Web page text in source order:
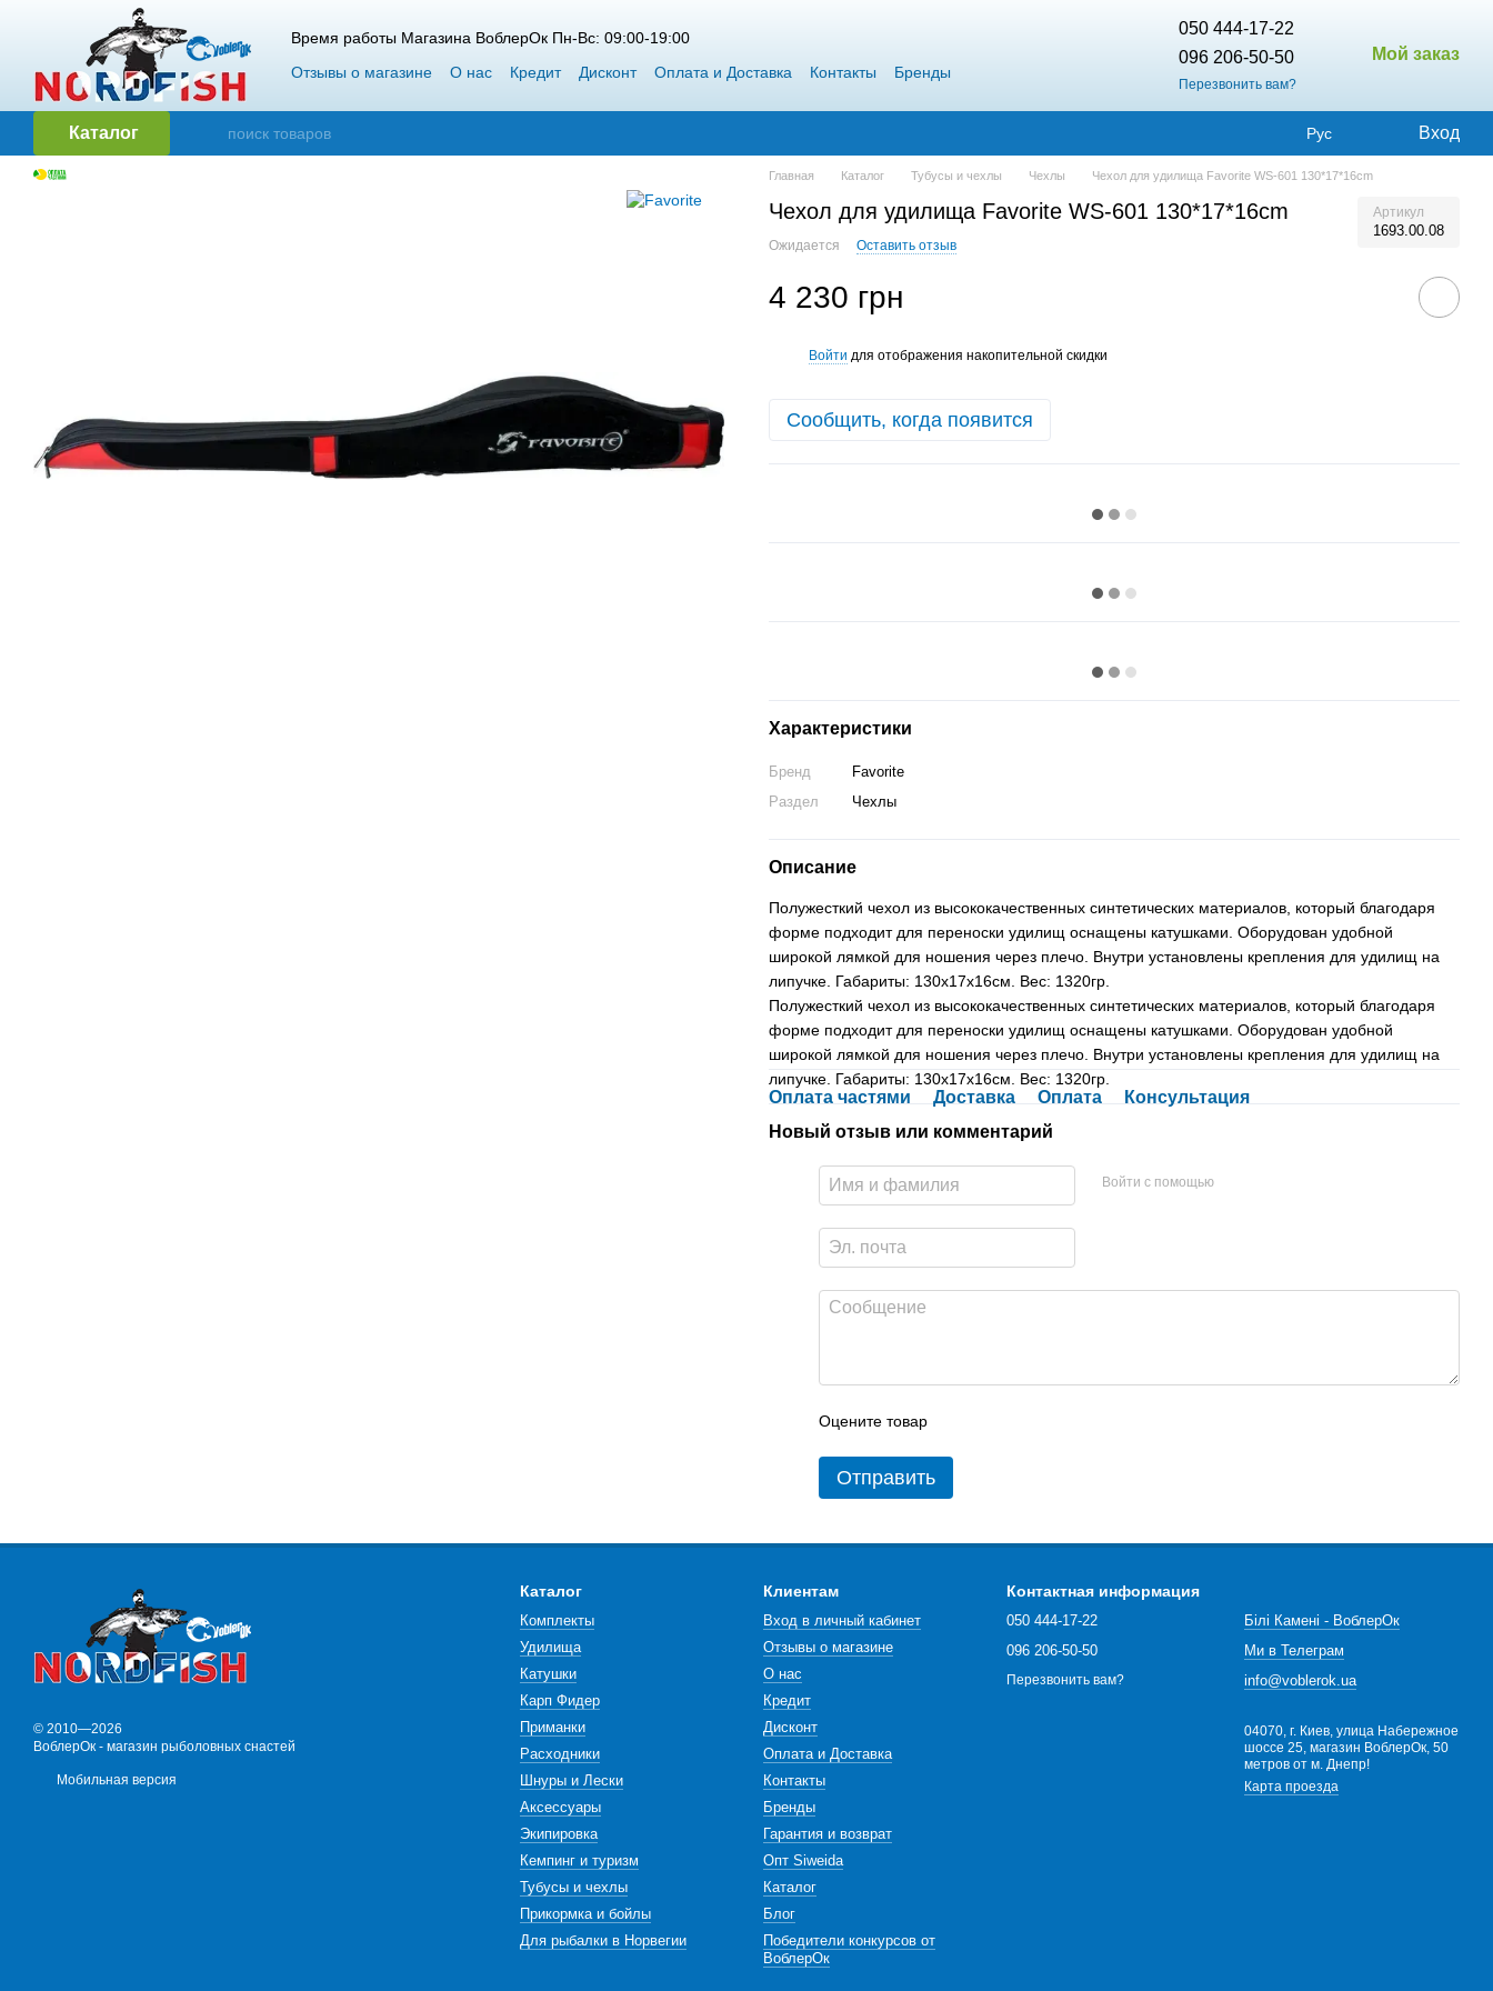
Перейти к основному контенту
Время работы Магазина ВоблерОк Пн-Вс: 09:00-19:00
Отзывы о магазине
О нас Кредит Дисконт Оплата и Доставка Контакты
Бренды
050 444-17-22
096 206-50-50
Перезвонить вам?
Мой заказ
Каталог Рус Вход
Главная Каталог Тубусы и чехлы Чехлы Чехол для удилища Favorite WS-601 130*17*16cm
Чехол для удилища Favorite WS-601 130*17*16cm Артикул
1693.00.08
Ожидается Оставить отзыв
4 230 грн
Войти для отображения накопительной скидки
Сообщить, когда появится
Характеристики
Бренд
Favorite
Раздел
Чехлы
Описание
Полужесткий чехол из высококачественных синтетических материалов, который благодаря
форме подходит для переноски удилищ оснащены катушками. Оборудован удобной
широкой лямкой для ношения через плечо. Внутри установлены крепления для удилищ на
липучке. Габариты: 130х17х16см. Вес: 1320гр.
Полужесткий чехол из высококачественных синтетических материалов, который благодаря
форме подходит для переноски удилищ оснащены катушками. Оборудован удобной
широкой лямкой для ношения через плечо. Внутри установлены крепления для удилищ на
липучке. Габариты: 130х17х16см. Вес: 1320гр.
Оплата частями Доставка Оплата
Консультация
Новый отзыв или комментарий
Войти с помощью
Оцените товар
Отправить
© 2010—2026
ВоблерОк - магазин рыболовных снастей
Мобильная версия
Каталог
Комплекты
Удилища
Катушки
Карп Фидер
Приманки
Расходники
Шнуры и Лески
Аксессуары
Экипировка
Кемпинг и туризм
Тубусы и чехлы
Прикормка и бойлы
Для рыбалки в Норвегии
Клиентам
Вход в личный кабинет
Отзывы о магазине
О нас
Кредит
Дисконт
Оплата и Доставка
Контакты
Бренды
Гарантия и возврат
Опт Siweida
Каталог
Блог
Победители конкурсов от
ВоблерОк
Контактная информация
050 444-17-22
096 206-50-50
Перезвонить вам?
Білі Камені - ВоблерОк
Ми в Телеграм
info@voblerok.ua
04070, г. Киев, улица Набережное
шоссе 25, магазин ВоблерОк, 50
метров от м. Днепр!
Карта проезда